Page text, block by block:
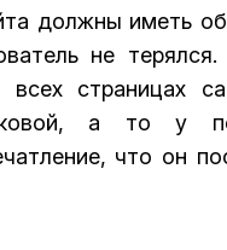
должны иметь
не
всех страницах
а то у
что он